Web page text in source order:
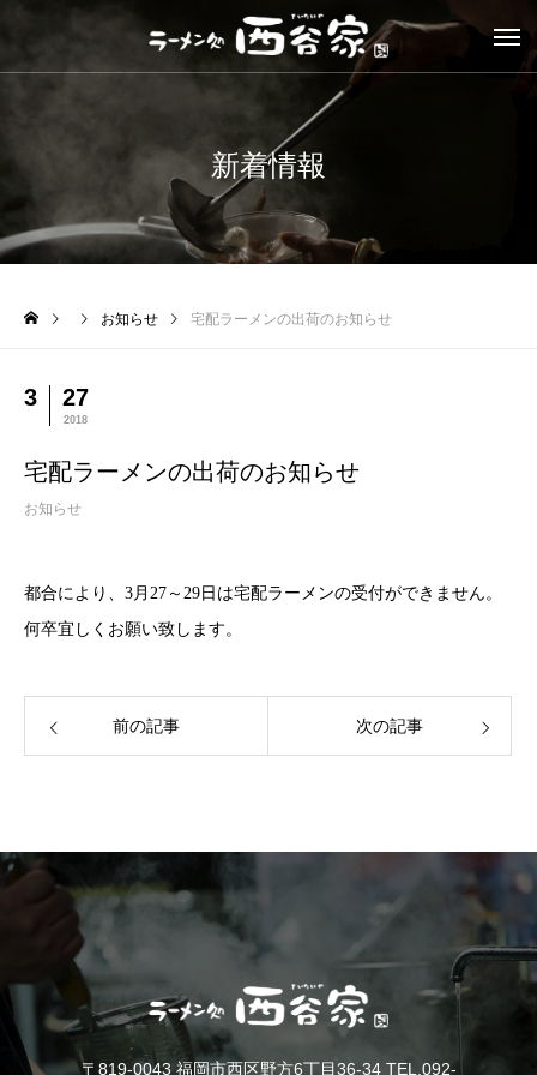
新着情報
お知らせ 宅配ラーメンの出荷のお知らせ
3 27
2018
宅配ラーメンの出荷のお知らせ
お知らせ
都合により、3月27～29日は宅配ラーメンの受付ができません。
何卒宜しくお願い致します。
前の記事 次の記事
〒819-0043 福岡市西区野方6丁目36-34 TEL.092-